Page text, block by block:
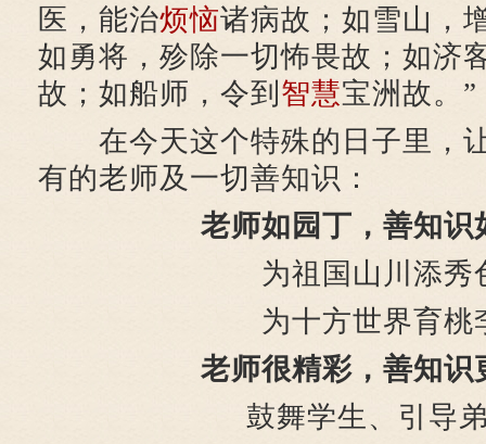
医，能治烦恼诸病故；如雪山，
如勇将，殄除一切怖畏故；如济
故；如船师，令到 智慧宝洲故。”
在今天这个特殊的日子里，
有的老师及一切善知识：
老师如园丁，善知识
为祖国山川添秀
为十方世界育桃
老师很精彩，善知识
鼓舞学生、引导